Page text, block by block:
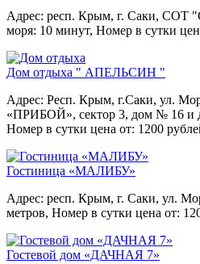
Адрес: респ. Крым, г. Саки, СОТ
моря: 10 минут, Номер в сутки
Дом отдыха " АПЕЛЬСИН "
Адрес: Респ. Крым, г.Саки, ул.
«ПРИБОЙ», сектор 3, дом № 16 и
Номер в сутки цена от: 1200
Гостиница «МАЛИБУ»
Адрес: респ. Крым, г. Саки, ул.
метров, Номер в сутки цена от:
Гостевой дом «ДАЧНАЯ 7»